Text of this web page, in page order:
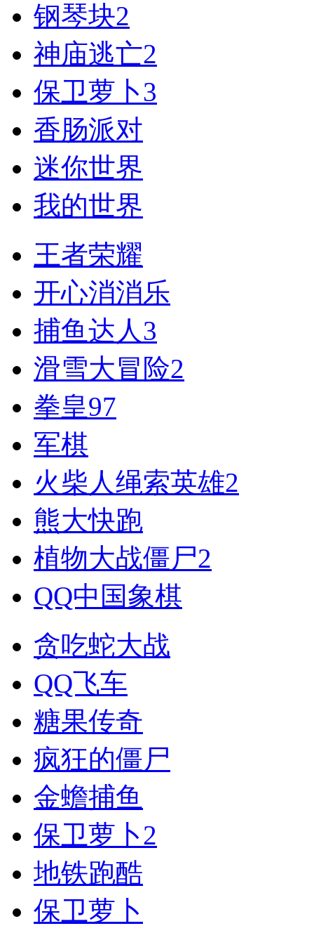
钢琴块2
神庙逃亡2
保卫萝卜3
香肠派对
迷你世界
我的世界
王者荣耀
开心消消乐
捕鱼达人3
滑雪大冒险2
拳皇97
军棋
火柴人绳索英雄2
熊大快跑
植物大战僵尸2
QQ中国象棋
贪吃蛇大战
QQ飞车
糖果传奇
疯狂的僵尸
金蟾捕鱼
保卫萝卜2
地铁跑酷
保卫萝卜